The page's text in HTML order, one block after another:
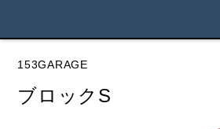
153GARAGE
ブロックS